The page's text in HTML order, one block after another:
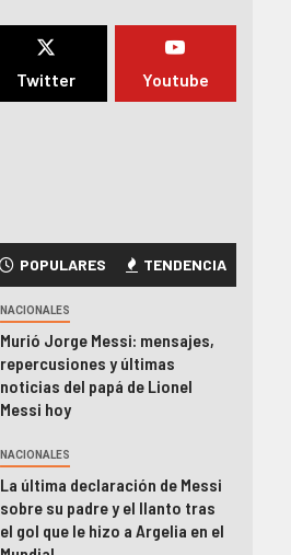
Twitter Youtube
POPULARES TENDENCIA
NACIONALES
Murió Jorge Messi: mensajes,
repercusiones y últimas
noticias del papá de Lionel
Messi hoy
NACIONALES
La última declaración de Messi
sobre su padre y el llanto tras
el gol que le hizo a Argelia en el